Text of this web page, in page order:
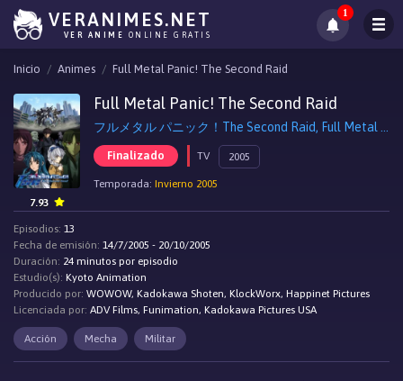
VERANIMES.NET
VER ANIME ONLINE GRATIS
1
Inicio Animes Full Metal Panic! The Second Raid
Full Metal Panic! The Second Raid
Finalizado TV 2005
Temporada: Invierno 2005
7.93
Episodios: 13
Fecha de emisión: 14/7/2005 - 20/10/2005
Duración: 24 minutos por episodio
Estudio(s): Kyoto Animation
Producido por: WOWOW, Kadokawa Shoten, KlockWorx, Happinet Pictures
Licenciada por: ADV Films, Funimation, Kadokawa Pictures USA
Acción Mecha Militar